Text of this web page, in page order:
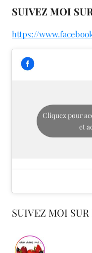
SUIVEZ MOI
https://
Cliquez pour
et
SUIVEZ MOI